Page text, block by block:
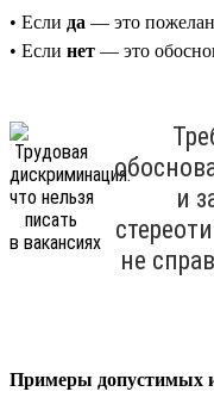
• Если да — это
• Если нет — это
и
не
Примеры допустимых